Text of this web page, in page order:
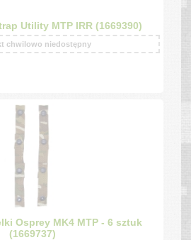
Utility MTP IRR (1669390)
chwilowo niedostępny
Osprey MK4 MTP - 6 sztuk
(1669737)